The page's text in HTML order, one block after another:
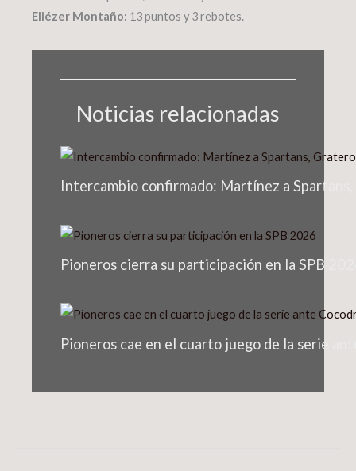
Eliézer Montaño: 13 puntos y 3 rebotes.
Noticias relacionadas
Intercambio confirmado: Martínez a
Pioneros cierra su participación en la SPB
Pioneros cae en el cuarto juego de la serie